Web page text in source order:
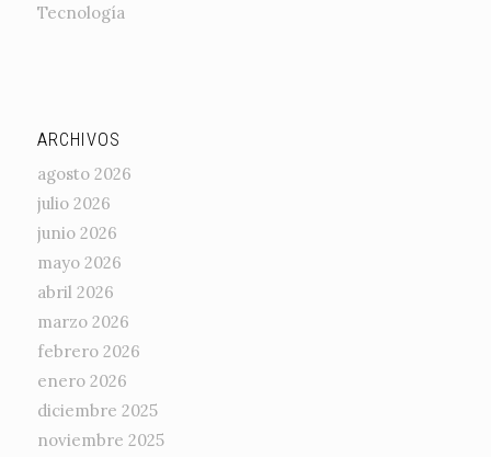
Tecnología
ARCHIVOS
agosto 2026
julio 2026
junio 2026
mayo 2026
abril 2026
marzo 2026
febrero 2026
enero 2026
diciembre 2025
noviembre 2025